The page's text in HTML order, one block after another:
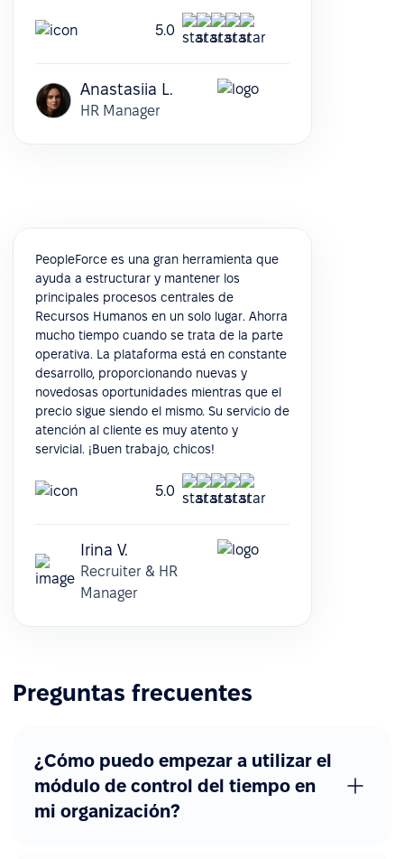
5.0
Anastasiia L.
HR Manager
PeopleForce es una gran herramienta que
ayuda a estructurar y mantener los
principales procesos centrales de
Recursos Humanos en un solo lugar. Ahorra
mucho tiempo cuando se trata de la parte
operativa. La plataforma está en constante
desarrollo, proporcionando nuevas y
novedosas oportunidades mientras que el
precio sigue siendo el mismo. Su servicio de
atención al cliente es muy atento y
servicial. ¡Buen trabajo, chicos!
5.0
Irina V.
Recruiter & HR
Manager
Preguntas frecuentes
¿Cómo puedo empezar a utilizar el
módulo de control del tiempo en
mi organización?